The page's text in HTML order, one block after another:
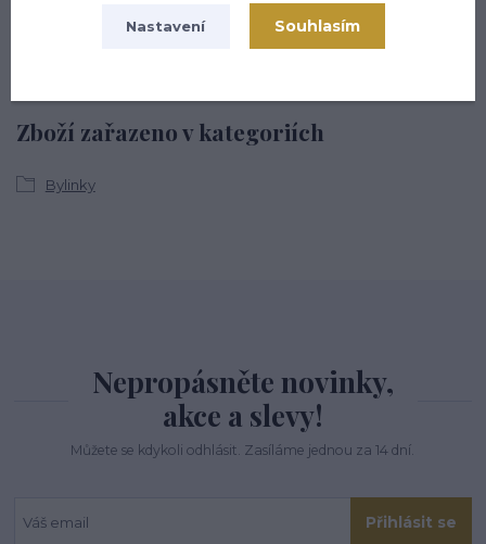
Zboží zařazeno v kategoriích
Bylinky
(Po-Pá, 8-16 hod.)
info@hsmarket.cz
Nepropásněte novinky,
akce a slevy!
Můžete se kdykoli odhlásit. Zasíláme jednou za 14 dní.
Přihlásit se
Nastavení Souhlasím